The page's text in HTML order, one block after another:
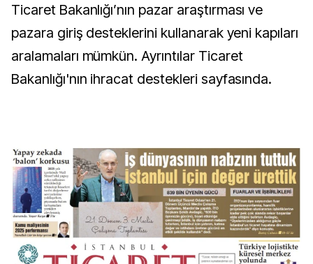
Ticaret Bakanlığı’nın pazar araştırması ve
pazara giriş desteklerini kullanarak yeni kapıları
aralamaları mümkün. Ayrıntılar Ticaret
Bakanlığı'nın ihracat destekleri sayfasında.